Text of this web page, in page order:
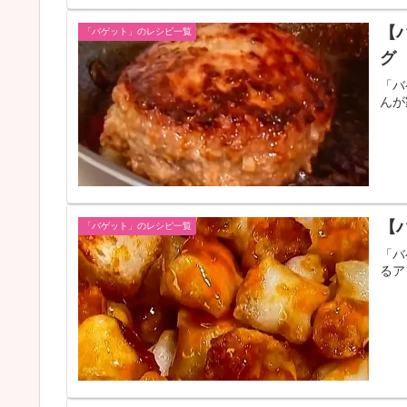
「バゲット」のレシピ一覧
グ
「
ん
「バゲット」のレシピ一覧
「
る